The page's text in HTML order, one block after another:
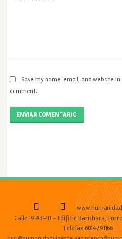
Save my name, email, and website
comment.
ENVIAR COMENTARIO
Calle 19 #3-10 - Edificio Barichara, Torre
Telefax 6014791166